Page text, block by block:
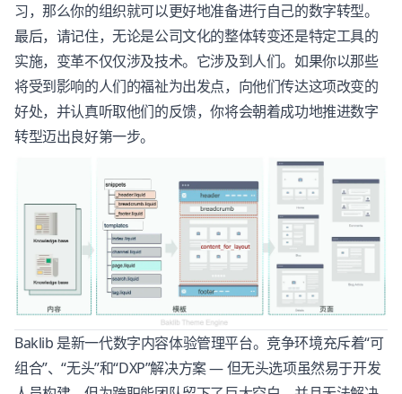
习，那么你的组织就可以更好地准备进行自己的数字转型。
最后，请记住，无论是公司文化的整体转变还是特定工具的
实施，变革不仅仅涉及技术。它涉及到人们。如果你以那些
将受到影响的人们的福祉为出发点，向他们传达这项改变的
好处，并认真听取他们的反馈，你将会朝着成功地推进数字
转型迈出良好第一步。
Baklib是新一代数字内容体验管理平台。竞争环境充斥着“可
组合”、“无头”和“DXP”解决方案 — 但无头选项虽然易于开发